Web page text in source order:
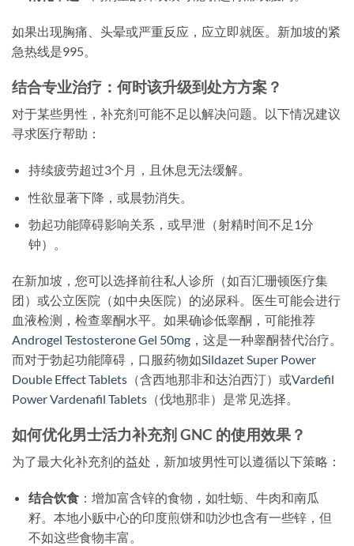
如果出现胸痛、头晕或严重反应，应立即就医。新加坡的紧
急热线是995。
结合专业治疗：何时该升级到处方方案？
对于某些男性，补充剂可能不足以解决问题。以下情况建议
寻求医疗帮助：
持续疲劳超过3个月，且休息无法缓解。
性欲显著下降，或晨勃消失。
勃起功能障碍影响关系，或早泄（射精时间不足1分
钟）。
在新加坡，您可以选择前往私人诊所（如百汇珊顿医疗集
团）或公立医院（如中央医院）的泌尿科。医生可能会进行
血液检测，检查睾酮水平。如果确诊低睾酮，可能推荐
Androgel Testosterone Gel 50mg ，这是一种睾酮替代治疗。
而对于勃起功能障碍，口服药物如Sildazet Super Power
Double Effect Tablets （含西地那非和达泊西汀）或Vardefil
Power Vardenafil Tablets （伐地那非）是常见选择。
如何优化男士活力补充剂 GNC 的使用效果？
为了最大化补充剂的益处，新加坡男性可以遵循以下策略：
结合饮食：增加富含锌的食物，如牡蛎、牛肉和南瓜
籽。本地小贩中心的印度煎饼和叻沙也含有一些锌，但
不如这些食物丰富。